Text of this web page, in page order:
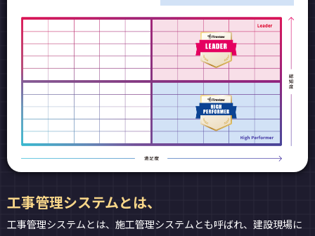
工事管理システムとは、
工事管理システムとは、施工管理システムとも呼ばれ、建設現場に